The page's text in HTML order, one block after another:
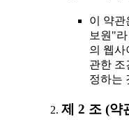
이 약관
보원"
의 웹사
관한 조
정하는
제 2 조 (약